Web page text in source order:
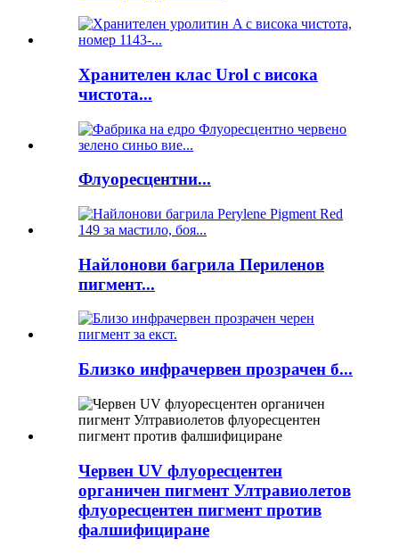
Хранителен клас Urol с висока
чистота...
Флуоресцентни...
Найлонови багрила Периленов
пигмент...
Близко инфрачервен прозрачен б...
Червен UV флуоресцентен
органичен пигмент Ултравиолетов
флуоресцентен пигмент против
фалшифициране